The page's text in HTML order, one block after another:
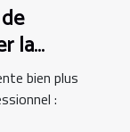
la
bien plus
: